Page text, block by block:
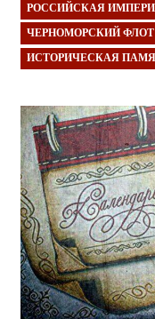
РОССИЙСКАЯ
ЧЕРНОМОРСКИЙ ФЛОТ
ИСТОРИЧЕСКАЯ